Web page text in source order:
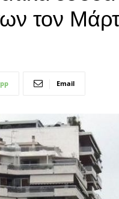
τον
Email